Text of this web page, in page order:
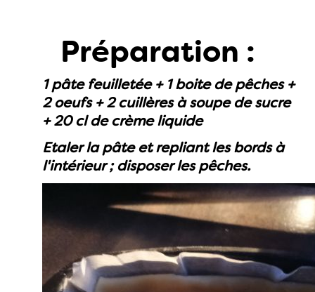
Préparation :
1 pâte feuilletée + 1 boite de pêches +
2 oeufs + 2 cuillères à soupe de sucre
+ 20 cl de crème liquide
Etaler la pâte et repliant les bords à
l'intérieur ; disposer les pêches.